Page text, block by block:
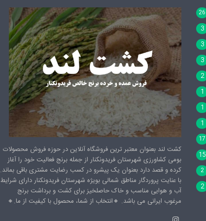
26
3
3
3
2
1
1
1
17
15
2
2
کشت لند بعنوان معتبر ترین فروشگاه آنلاین در حوزه فروش محصولات
بومی کشاورزی شهرستان فریدونکنار از جمله برنج فعالیت خود را آغاز
کرده و قصد دارد بعنوان یک پیشرو در کسب رضایت مشتری باقی بماند.
با عنایت پروردگار مناطق شمالی بویژه شهرستان فریدونکنار دارای شرایط
آب و هوایی مناسب و خاک حاصلخیز برای کشت و برداشت برنج
مرغوب ایرانی می باشد. 🔸️انتخاب از شما، محصول با کیفیت از ما.🔸️